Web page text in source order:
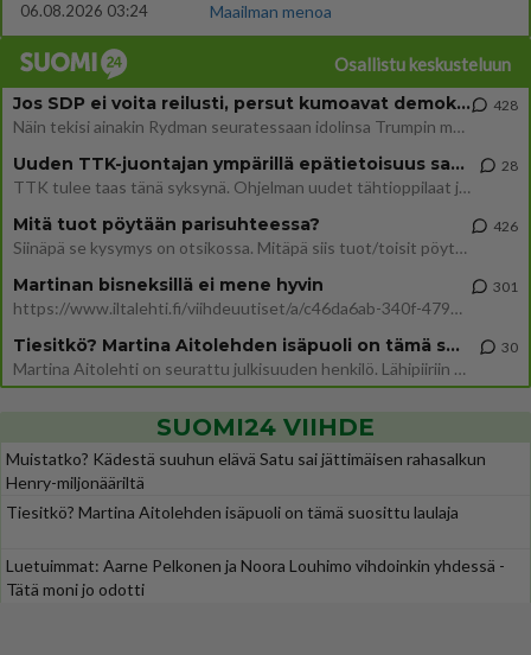
06.08.2026 03:24
Maailman menoa
Osallistu keskusteluun
Jos SDP ei voita reilusti, persut kumoavat demokratian Suomesta
Näin tekisi ainakin Rydman seuratessaan idolinsa Trumpin mallia https://www.is.fi/politiikka/art-2000012187244.html
428
Uuden TTK-juontajan ympärillä epätietoisuus sakenee - Nyt MTV hämmentää soppaa
TTK tulee taas tänä syksynä. Ohjelman uudet tähtioppilaat julkistetaan torstaina 6. elokuuta klo 14 alkavassa lehdistö
28
Mitä tuot pöytään parisuhteessa?
Siinäpä se kysymys on otsikossa. Mitäpä siis tuot/toisit pöytään parisuhteessa? Oletko mies vai nainen? Koetko sen mitä
426
Martinan bisneksillä ei mene hyvin
https://www.iltalehti.fi/viihdeuutiset/a/c46da6ab-340f-4790-aaa7-0865eed2336 Yrityksen konkurssihakemus on tullut kärä
301
Tiesitkö? Martina Aitolehden isäpuoli on tämä suosittu laulaja
Martina Aitolehti on seurattu julkisuuden henkilö. Lähipiiriin mahtuu muitakin tunnettuja henkilöitä. Tiesitkö, että Ma
30
SUOMI24 VIIHDE
Muistatko? Kädestä suuhun elävä Satu sai jättimäisen rahasalkun
Henry-miljonääriltä
Tiesitkö? Martina Aitolehden isäpuoli on tämä suosittu laulaja
Luetuimmat: Aarne Pelkonen ja Noora Louhimo vihdoinkin yhdessä -
Tätä moni jo odotti